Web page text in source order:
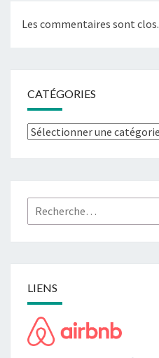
Les commentaires sont clos.
CATÉGORIES
Catégories
Rechercher :
LIENS